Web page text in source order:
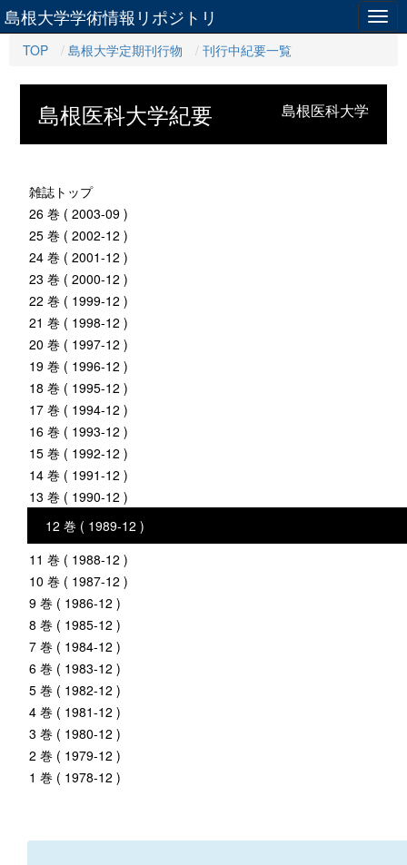
島根大学学術情報リポジトリ
TOP 島根大学定期刊行物 刊行中紀要一覧
島根医科大学
島根医科大学紀要
雑誌トップ
26 巻 ( 2003-09 )
25 巻 ( 2002-12 )
24 巻 ( 2001-12 )
23 巻 ( 2000-12 )
22 巻 ( 1999-12 )
21 巻 ( 1998-12 )
20 巻 ( 1997-12 )
19 巻 ( 1996-12 )
18 巻 ( 1995-12 )
17 巻 ( 1994-12 )
16 巻 ( 1993-12 )
15 巻 ( 1992-12 )
14 巻 ( 1991-12 )
13 巻 ( 1990-12 )
12 巻 ( 1989-12 )
11 巻 ( 1988-12 )
10 巻 ( 1987-12 )
9 巻 ( 1986-12 )
8 巻 ( 1985-12 )
7 巻 ( 1984-12 )
6 巻 ( 1983-12 )
5 巻 ( 1982-12 )
4 巻 ( 1981-12 )
3 巻 ( 1980-12 )
2 巻 ( 1979-12 )
1 巻 ( 1978-12 )